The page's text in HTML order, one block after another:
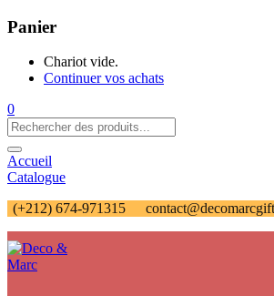
Panier
Chariot vide.
Continuer vos achats
0
Accueil
Catalogue
(+212) 674-971315